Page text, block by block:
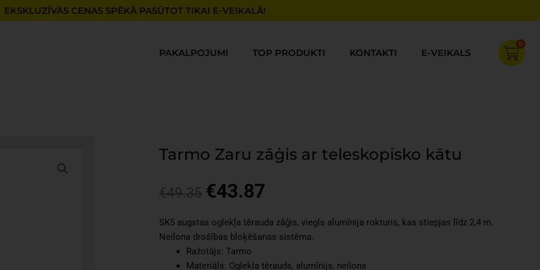
EKSKLUZĪVĀS CENAS SPĒKĀ PASŪTOT TIKAI E-VEIKALĀ!
PAKALPOJUMI TOP PRODUKTI KONTAKTI E-VEIKALS
0
Cart
Tarmo Zaru zāģis ar teleskopisko kātu
€49.35 Original
was:
€49.35.
€43.87
is:
€43.87.
SK5 augstas oglekļa tērauda zāģis, viegls alumīnija rokturis, kas stiepjas līdz 2,4 m.
Neilona drošības bloķēšanas sistēma.
Ražotājs: Tarmo
Materiāls: Oglekļa tērauds, alumīnijs, neilons